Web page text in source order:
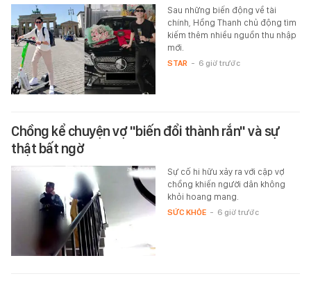
Sau những biến động về tài
chính, Hồng Thanh chủ động tìm
kiếm thêm nhiều nguồn thu nhập
mới.
STAR - 6 giờ trước
Chồng kể chuyện vợ "biến đổi thành rắn" và sự
thật bất ngờ
Sự cố hi hữu xảy ra với cặp vợ
chồng khiến người dân không
khỏi hoang mang.
SỨC KHỎE - 6 giờ trước